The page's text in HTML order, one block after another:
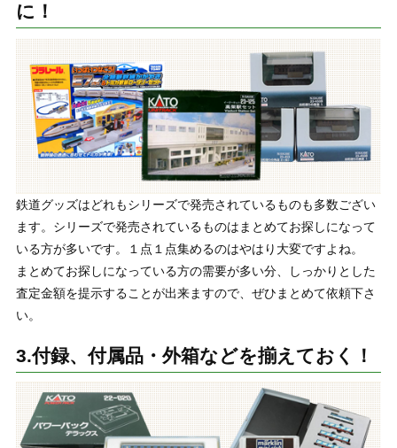
に！
鉄道グッズはどれもシリーズで発売されているものも多数ござい
ます。シリーズで発売されているものはまとめてお探しになって
いる方が多いです。１点１点集めるのはやはり大変ですよね。
まとめてお探しになっている方の需要が多い分、しっかりとした
査定金額を提示することが出来ますので、ぜひまとめて依頼下さ
い。
3.付録、付属品・外箱などを揃えておく！